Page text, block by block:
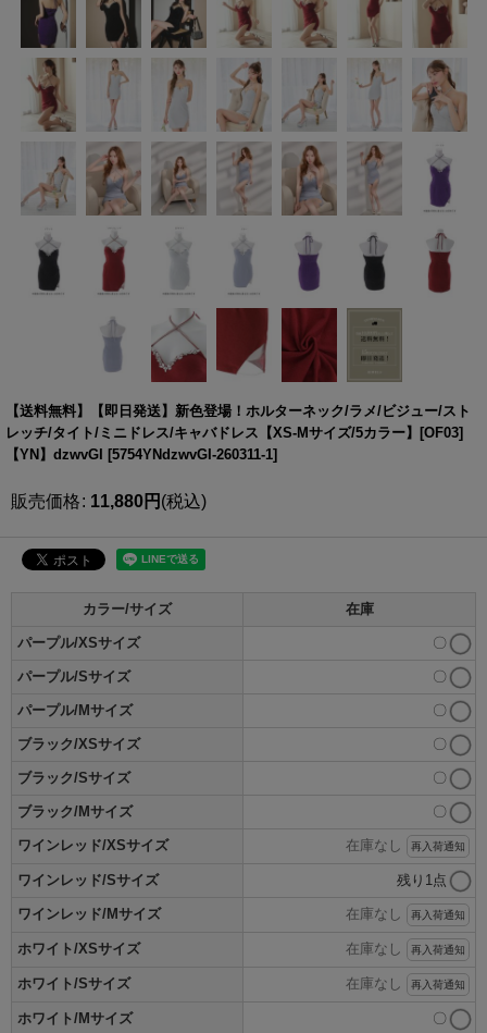
【送料無料】【即日発送】新色登場！ホルターネック/ラメ/ビジュー/スト
レッチ/タイト/ミニドレス/キャバドレス【XS-Mサイズ/5カラー】[OF03]
【YN】dzwvGI
[5754YNdzwvGI-260311-1]
販売価格: 11,880円 (税込)
カラー/サイズ 在庫
パープル/XSサイズ 〇
パープル/Sサイズ 〇
パープル/Mサイズ 〇
ブラック/XSサイズ 〇
ブラック/Sサイズ 〇
ブラック/Mサイズ 〇
ワインレッド/XSサイズ 在庫なし 再入荷通知
ワインレッド/Sサイズ 残り1点
ワインレッド/Mサイズ 在庫なし 再入荷通知
ホワイト/XSサイズ 在庫なし 再入荷通知
ホワイト/Sサイズ 在庫なし 再入荷通知
ホワイト/Mサイズ 〇